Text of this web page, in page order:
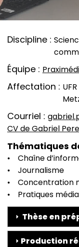
Discipline
Équipe
Affectation
Courriel
CV
CV de Gabriel
Thématiques
• Chaîne
• Journalisme
• Concentration
• Pratiques
Thèse en
Production